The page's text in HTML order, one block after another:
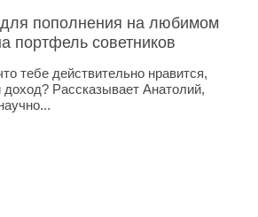
для пополнения на любимом
портфель советников
тебе действительно нравится,
Рассказывает Анатолий,